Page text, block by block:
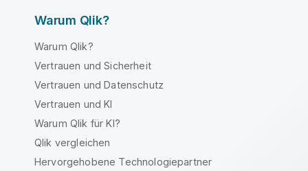
Warum Qlik?
Warum Qlik?
Vertrauen und Sicherheit
Vertrauen und Datenschutz
Vertrauen und KI
Warum Qlik für KI?
Qlik vergleichen
Hervorgehobene Technologiepartner